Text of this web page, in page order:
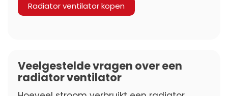
Radiator ventilator kopen
Veelgestelde vragen over een
radiator ventilator